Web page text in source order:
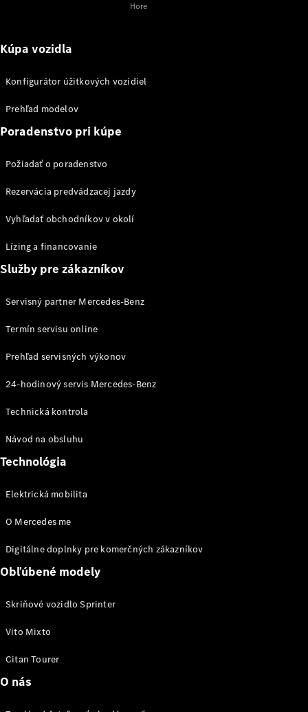
Konfigurátor
vozidiel
Všetky
eSprinter
vozidlo
eSprinter
Jednokabína
eSprinter
Šasi -
Elektrické
Konfigurátor
úžitkových
vozidiel
Všetky
eVito
Skriňové
vozidlo
Tourer
Elektrické
úžitkových
Hore
Kúpa vozidla
Konfigurátor úžitkových vozidiel
Prehľad modelov
Poradenstvo pri kúpe
Požiadať o poradenstvo
Rezervácia predvádzacej jazdy
Vyhľadať obchodníkov v okolí
Lízing a financovanie
Služby pre zákazníkov
Servisný partner Mercedes-Benz
Termín servisu online
Prehľad servisných výkonov
24-hodinový servis Mercedes-Benz
Technická kontrola
Návod na obsluhu
Technológia
Elektrická mobilita
O Mercedes me
Digitálne doplnky pre komerčných zákazníkov
Obľúbené modely
Skriňové vozidlo Sprinter
Vito Mixto
Citan Tourer
O nás